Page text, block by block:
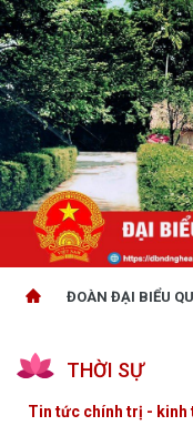
ĐOÀN ĐẠI BIỂU
THỜI SỰ
Tin tức chính trị - kinh